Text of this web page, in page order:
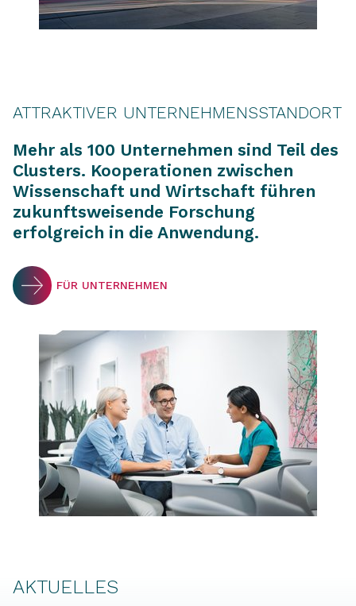
ATTRAKTIVER UNTERNEHMENSSTANDORT
Mehr als 100 Unternehmen sind Teil des
Clusters. Kooperationen zwischen
Wissenschaft und Wirtschaft führen
zukunftsweisende Forschung
erfolgreich in die Anwendung.
FÜR UNTERNEHMEN
AKTUELLES